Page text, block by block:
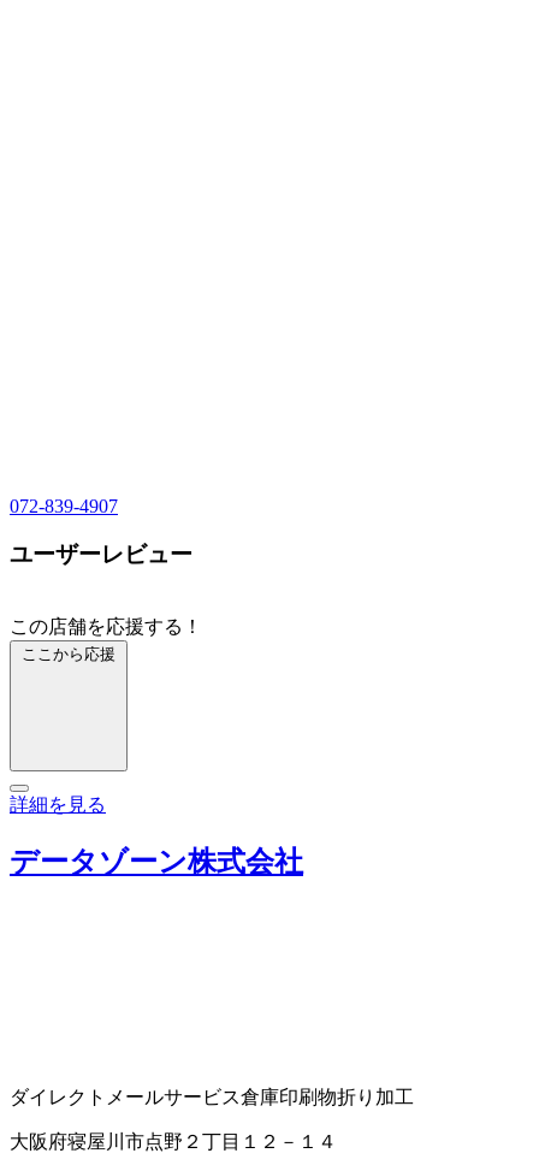
072-839-4907
ユーザーレビュー
この店舗を応援する！
ここから応援
詳細を見る
データゾーン株式会社
ダイレクトメールサービス倉庫印刷物折り加工
大阪府寝屋川市点野２丁目１２－１４